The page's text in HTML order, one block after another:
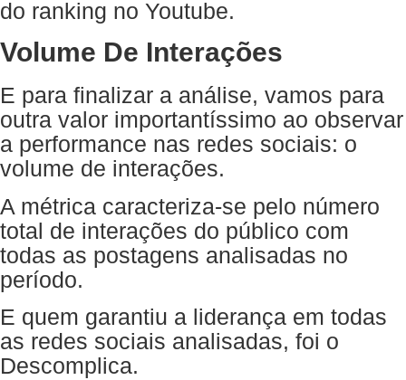
do ranking no Youtube.
Volume De Interações
E para finalizar a análise, vamos para
outra valor importantíssimo ao observar
a performance nas redes sociais: o
volume de interações.
A métrica caracteriza-se pelo número
total de interações do público com
todas as postagens analisadas no
período.
E quem garantiu a liderança em todas
as redes sociais analisadas, foi o
Descomplica.